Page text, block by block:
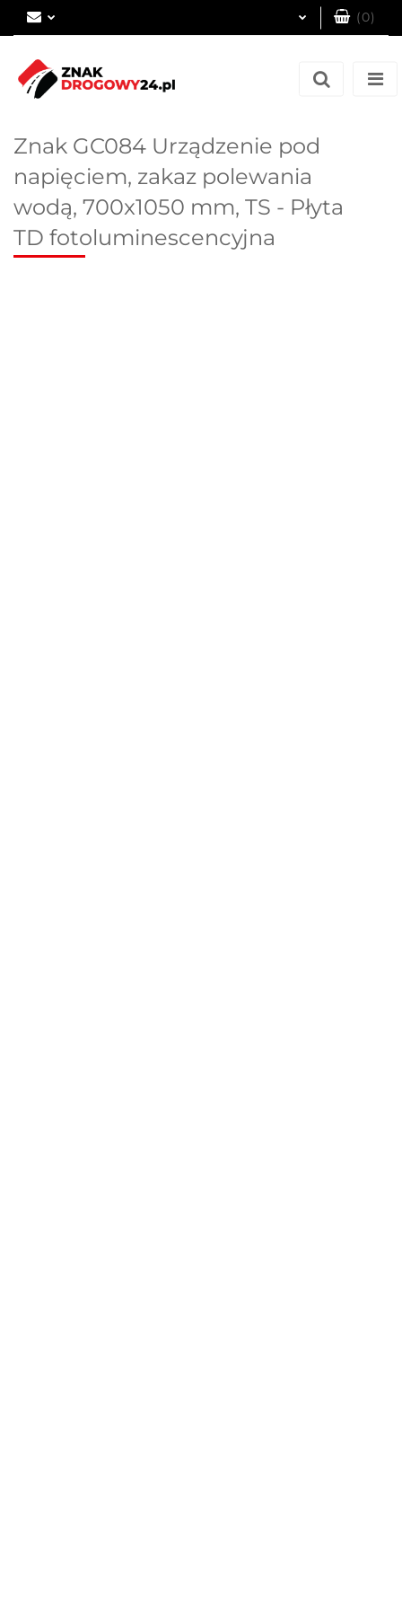
(0)
Znak GC084 Urządzenie pod
napięciem, zakaz polewania
wodą, 700x1050 mm, TS - Płyta
TD fotoluminescencyjna